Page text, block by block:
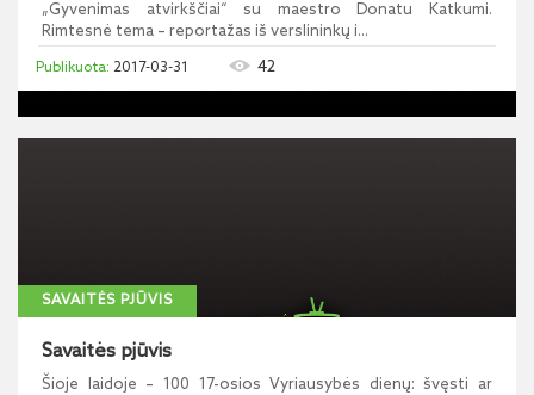
„Gyvenimas atvirkščiai“ su maestro Donatu Katkumi.
Rimtesnė tema – reportažas iš verslininkų i...
2017-03-31 42
SAVAITĖS PJŪVIS
Savaitės pjūvis
Šioje laidoje – 100 17-osios Vyriausybės dienų: švęsti ar